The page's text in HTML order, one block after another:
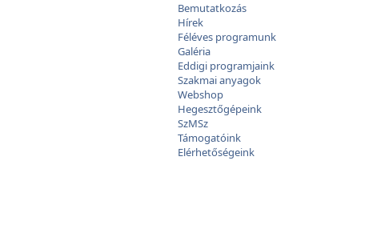
Bemutatkozás
Hírek
Féléves programunk
Galéria
Eddigi programjaink
Szakmai anyagok
Webshop
Hegesztőgépeink
SzMSz
Támogatóink
Elérhetőségeink